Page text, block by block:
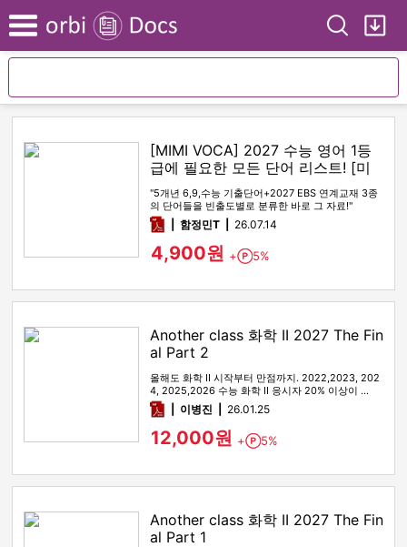
Menu Search
[MIMI VOCA] 2027 수능 영어 1등
급에 필요한 모든 단어 리스트! [미
미보카]
"5개년 6,9,수능 기출단어+2027 EBS 연계교재 3종
의 단어들을 빈출도별로 분류한 바로 그 자료!"
pdf함정민T 26.07.14
4,900원 + Point
5%
Another class 화학 II 2027 The Fin
al Part 2
올해도 화학 II 시작부터 만점까지. 2022,2023, 202
4, 2025,2026 수능 화학 II 응시자 20% 이상이 …
pdf이병진 26.01.25
12,000원 + Point
5%
Another class 화학 II 2027 The Fin
al Part 1